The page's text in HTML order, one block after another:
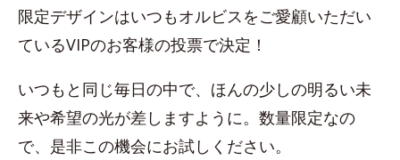
限定デザインはいつもオルビスをご愛顧いただい
ているVIPのお客様の投票で決定！
いつもと同じ毎日の中で、ほんの少しの明るい未
来や希望の光が差しますように。数量限定なの
で、是非この機会にお試しください。